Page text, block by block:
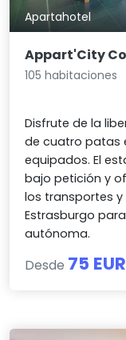
Apartahotel
Appart'City
105 habitaciones
Disfrute de la
de cuatro patas
equipados. El
bajo petición y
los transportes
Estrasburgo
autónoma.
Desde 75 EUR